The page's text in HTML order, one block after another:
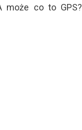
może co to GPS?